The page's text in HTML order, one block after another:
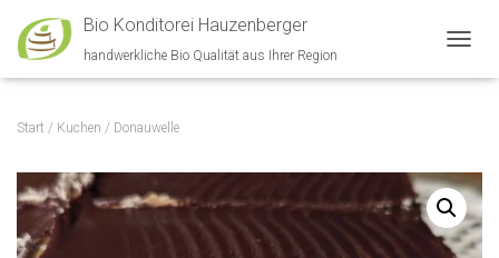
Bio Konditorei Hauzenberger
handwerkliche Bio Qualität aus Ihrer Region
Start / Kuchen / Donauwelle